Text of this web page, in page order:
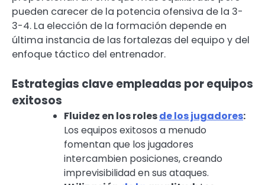
pueden carecer de la potencia ofensiva de la 3-
3-4. La elección de la formación depende en
última instancia de las fortalezas del equipo y del
enfoque táctico del entrenador.
Estrategias clave empleadas por equipos
exitosos
Fluidez en los rolesde los jugadores:
Los equipos exitosos a menudo
fomentan que los jugadores
intercambien posiciones, creando
imprevisibilidad en sus ataques.